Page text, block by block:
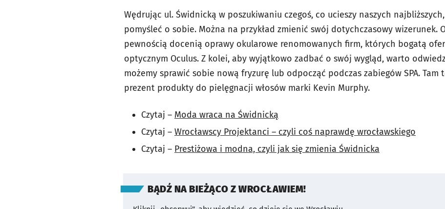
Wędrując ul. Świdnicką w poszukiwaniu czegoś, co ucieszy naszych
pomyśleć o sobie. Można na przykład zmienić swój dotychczasowy wizerunek.
pewnością docenią oprawy okularowe renomowanych firm, których bogatą
optycznym Oculus. Z kolei, aby wyjątkowo zadbać o swój wygląd, warto
możemy sprawić sobie nową fryzurę lub odpocząć podczas zabiegów SPA. Tam
prezent produkty do pielęgnacji włosów marki Kevin Murphy.
Czytaj – Moda wraca na Świdnicką
Czytaj – Wrocławscy Projektanci – czyli coś naprawdę wrocławskiego
Czytaj – Prestiżowa i modna, czyli jak się zmienia Świdnicka
BĄDŹ NA BIEŻĄCO Z WROCŁAWIEM!